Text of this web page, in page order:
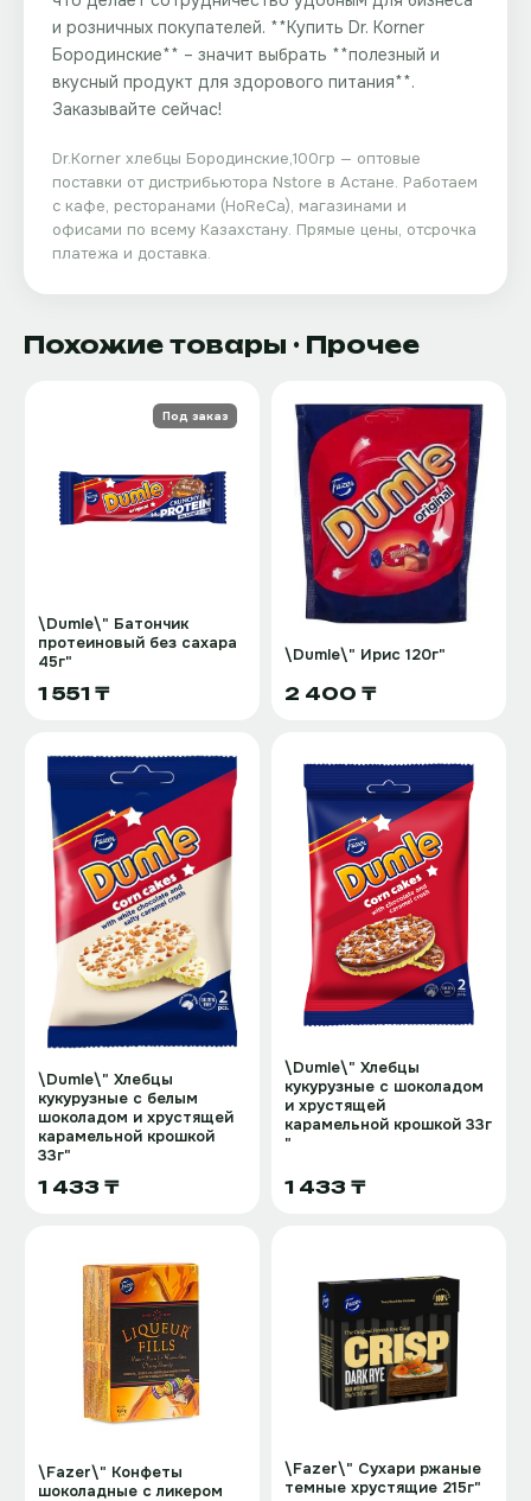
и розничных покупателей. **Купить Dr. Korner
Бородинские** – значит выбрать **полезный и
вкусный продукт для здорового питания**.
Заказывайте сейчас!
Dr.Korner хлебцы Бородинские,100гр — оптовые
поставки от дистрибьютора Nstore в Астане. Работаем
с кафе, ресторанами (HoReCa), магазинами и
офисами по всему Казахстану. Прямые цены, отсрочка
платежа и доставка.
Похожие товары · Прочее
Под заказ
\Dumle\" Батончик
протеиновый без сахара
45г"
1 551 ₸
\Dumle\" Ирис 120г"
2 400 ₸
\Dumle\" Хлебцы
кукурузные с белым
шоколадом и хрустящей
карамельной крошкой
33г"
1 433 ₸
\Dumle\" Хлебцы
кукурузные с шоколадом
и хрустящей
карамельной крошкой 33г
"
1 433 ₸
\Fazer\" Конфеты
шоколадные с ликером
\Fazer\" Сухари ржаные
темные хрустящие 215г"